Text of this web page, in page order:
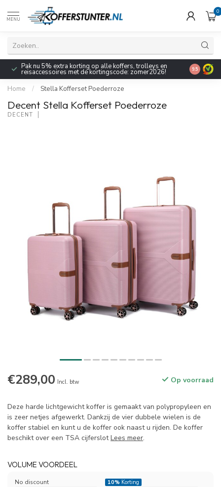
MENU
0
Pak nu 5% extra korting op alle koffers, trolleys en
reisaccessoires met de kortingscode: zomer2026! 9.5
Home / Stella Kofferset Poederroze
Decent Stella Kofferset Poederroze
DECENT
€289,00 Incl. btw Op voorraad
Deze harde lichtgewicht koffer is gemaakt van polypropyleen en
is zeer netjes afgewerkt. Dankzij de vier dubbele wielen is de
koffer stabiel en kunt u de koffer ook naast u rijden. De koffer
beschikt over een TSA cijferslotLees meer.
VOLUME VOORDEEL
No discount 10% Korting